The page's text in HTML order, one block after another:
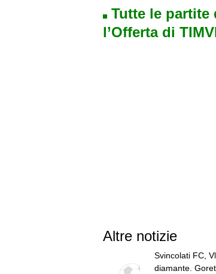
Tutte le partite
l’Offerta di
Altre notizie
Svincolati FC,
diamante.